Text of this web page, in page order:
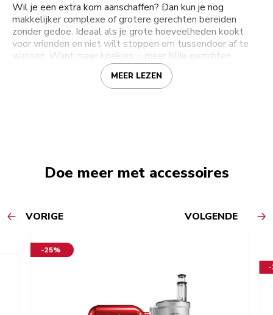
Wil je een extra kom aanschaffen? Dan kun je nog
makkelijker complexe of grotere gerechten bereiden
zonder gedoe. Ideaal als je grote hoeveelheden kookt
voor vrienden en niet wilt stoppen om tussendoor af te
wassen. Want meer koekjes = meer blije gezichten.
MEER LEZEN
Doe meer met accessoires
VORIGE VOLGENDE
-25%
-